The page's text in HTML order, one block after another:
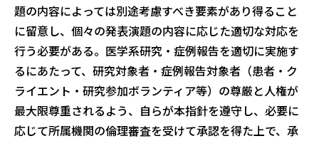
題の内容によっては別途考慮すべき要素があり得ること
に留意し、個々の発表演題の内容に応じた適切な対応を
行う必要がある。医学系研究・症例報告を適切に実施す
るにあたって、研究対象者・症例報告対象者（患者・ク
ライエント・研究参加ボランティア等）の尊厳と人権が
最大限尊重されるよう、自らが本指針を遵守し、必要に
応じて所属機関の倫理審査を受けて承認を得た上で、承